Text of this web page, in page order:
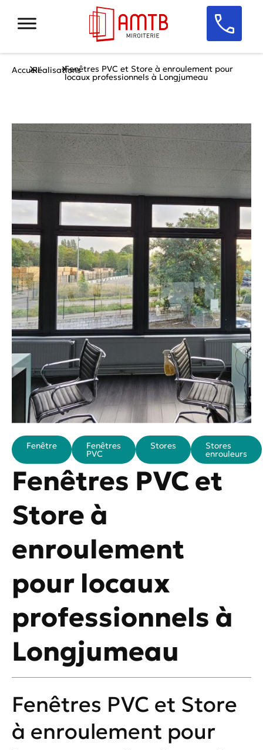
AccueilRéalisationsFenêtres PVC et Store à enroulement pour
locaux professionnels à Longjumeau
Fenêtre Fenêtres
PVC
Stores Stores
enrouleurs
Fenêtres PVC et
Store à
enroulement
pour locaux
professionnels à
Longjumeau
Fenêtres PVC et Store
à enroulement pour